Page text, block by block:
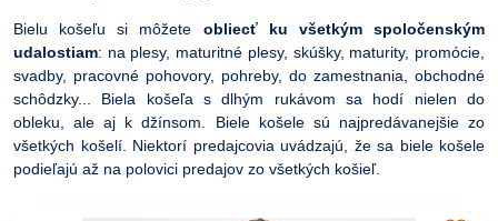
Bielu košeľu si môžete obliecť ku všetkým spoločenským
udalostiam: na plesy, maturitné plesy, skúšky, maturity, promócie,
svadby, pracovné pohovory, pohreby, do zamestnania, obchodné
schôdzky... Biela košeľa s dlhým rukávom sa hodí nielen do
obleku, ale aj k džínsom. Biele košele sú najpredávanejšie zo
všetkých košelí. Niektorí predajcovia uvádzajú, že sa biele košele
podieľajú až na polovici predajov zo všetkých košieľ.